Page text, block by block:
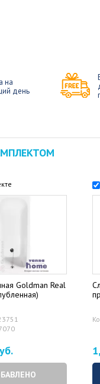
на
день
Goldman Real